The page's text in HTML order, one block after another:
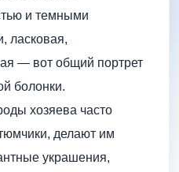
и темными
ласковая,
— вот общий портрет
болонки.
хозяева часто
делают им
украшения,